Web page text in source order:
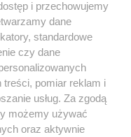
pieniędzy
i przechowujemy
dane
standardowe
czy dane
pomiar reklam i
usług. Za zgodą
możemy używać
oraz aktywnie